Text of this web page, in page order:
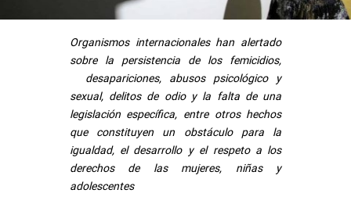
Organismos internacionales han alertado
sobre la persistencia de los femicidios,
desapariciones, abusos psicológico y
sexual, delitos de odio y la falta de una
legislación específica, entre otros hechos
que constituyen un obstáculo para la
igualdad, el desarrollo y el respeto a los
derechos de las mujeres, niñas y
adolescentes